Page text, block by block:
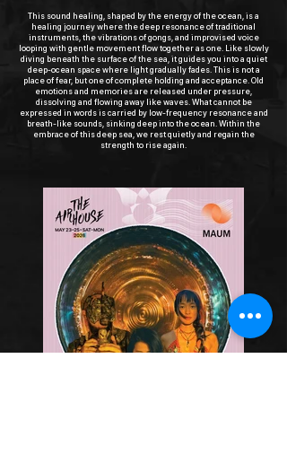
This sound healing, shaped by the energy of the ocean, is a
healing journey where the deep resonance of traditional
instruments, the vibrations of gongs, and improvised voice
looping with gentle movement flow together as one. Like slowly
diving beneath the surface of the sea, it guides you into a quiet
deep-ocean space where light gradually fades. This is not a
place of fear, but one of complete holding and acceptance. Old
emotions and memories are released under pressure,
dissolving and flowing away like waves. What cannot be
expressed in words is carried by low-frequency resonance and
breath-like sounds, sinking deep into the ocean. Within the
embrace of this deep sea, we rest quietly and regain the
strength to rise again.